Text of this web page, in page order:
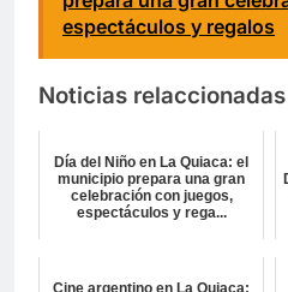
espectáculos y regalos
Noticias relaccionadas
Día del Niño en La Quiaca: el
municipio prepara una gran
celebración con juegos,
espectáculos y rega...